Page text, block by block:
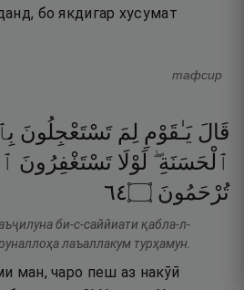
бо якдигар хусумат
тафсир
قَالَ يَـٰقَوْمِ لِمَ تَسْتَعْجِلُونَ
ٱلْحَسَنَةِ ۖ لَوْلَا تَسْتَغْفِرُونَ
تُرْحَمُونَ ۝٤٦
би-с-саййиати қабла-л-
лаъаллакум турҳамун.
ман, чаро пеш аз накӯӣ